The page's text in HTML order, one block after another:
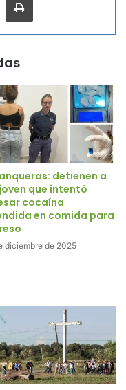
detienen a
que intentó
cocaína
en comida para
diciembre de 2025